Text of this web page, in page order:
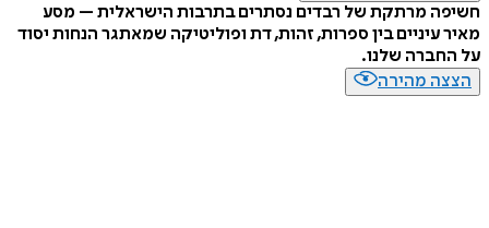
חשיפה מרתקת של רבדים נסתרים בתרבות הישראלית – מסע
מאיר עיניים בין ספרות, זהות, דת ופוליטיקה שמאתגר הנחות יסוד
על החברה שלנו.
הצצה מהירה